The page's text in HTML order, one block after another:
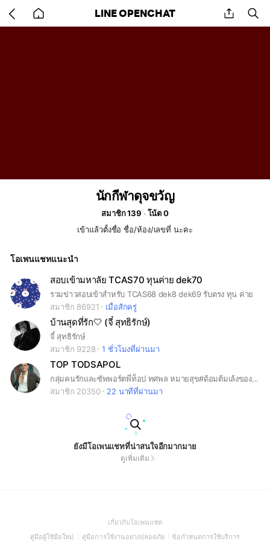
back
to
LINE OPENCHAT share
นักกีฬาดุจขวัญ
สมาชิก 139
โน้ต 0
เข้าแล้วตั้งชื่อ ชื่อ/ห้อง/เลขที่ นะคะ
โอเพนแชทแนะนำ
สอบเข้ามหาลัย TCAS70 ทุนค่าย dek70
รวมข่าวสอบเข้าสำหรับ TCAS68 dek8 dek69 รับตรง ทุน ค่าย
สมาชิก 86921
เมื่อสักครู่
บ้านสุดที่รัก🤍 (จี๋ สุทธิรักษ์)
จี๋ สุทธิรักษ์
สมาชิก 9228
1 ชั่วโมงที่ผ่านมา
TOP TODSAPOL
กลุ่มคนรักและซัพพอร์ตพี่ท็อป ทศพล หมายสุข#ด้อมต้มเล้งของพี่ท็อป
สมาชิก 20350
22 นาทีที่ผ่านมา
ยังมีโอเพนแชทที่น่าสนใจอีกมากมาย
ดูเพิ่มเติม
เกี่ยวกับโอเพนแชท(Open
in
คู่มือผู้ใช้มือใหม่ (Open
คู่มือการใช้งานอย่างปลอดภัย(Open
ข้อกำหนดการใช้บริการ(Open